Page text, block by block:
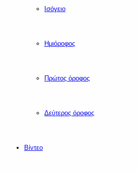
Ισόγειο
Ημιόροφος
Πρώτος όροφος
Δεύτερος όροφος
Βίντεο